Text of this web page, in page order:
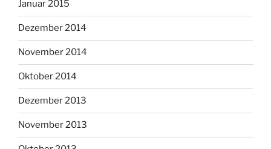
Januar 2015
Dezember 2014
November 2014
Oktober 2014
Dezember 2013
November 2013